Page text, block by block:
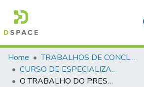
Communities & Collections
All of DSpace
Home
TRABALHOS DE CONCLUSÃO DE CURSO - CEGESP (CURSO DE ESPECIALIZAÇÃO EM GERENCIAMENTO EM SEGURANÇA PÚBLICA)
CURSO DE ESPECIALIZAÇÃO EM GERENCIAMENTO EM SEGURANÇA PÚBLICA - CEGESP - 2007
O TRABALHO DO PRESO COMO FATOR DE RESSOCIALIZAÇÃO E SUA IMPLICAÇÃO NA REDUÇÃO DA VIOLÊNCIA